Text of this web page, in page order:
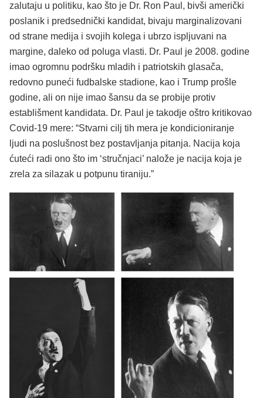
zalutaju u politiku, kao što je Dr. Ron Paul, bivši američki
poslanik i predsednički kandidat, bivaju marginalizovani
od strane medija i svojih kolega i ubrzo ispljuvani na
margine, daleko od poluga vlasti. Dr. Paul je 2008. godine
imao ogromnu podršku mladih i patriotskih glasača,
redovno puneći fudbalske stadione, kao i Trump prošle
godine, ali on nije imao šansu da se probije protiv
establišment kandidata. Dr. Paul je takodje oštro kritikovao
Covid-19 mere: “Stvarni cilj tih mera je kondicioniranje
ljudi na poslušnost bez postavljanja pitanja. Nacija koja
ćuteći radi ono što im ‘stručnjaci’ nalože je nacija koja je
zrela za silazak u potpunu tiraniju.”